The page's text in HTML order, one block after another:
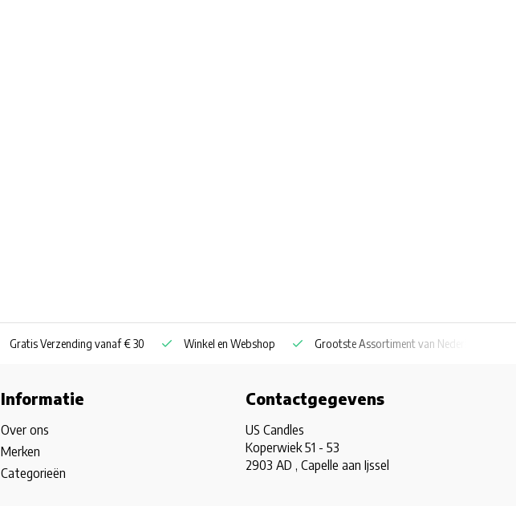
Gratis Verzending vanaf € 30 Winkel en Webshop Grootste Assortiment van Nederland &
Informatie
Over ons
Merken
Categorieën
Contactgegevens
US Candles
Koperwiek 51 - 53
2903 AD , Capelle aan Ijssel